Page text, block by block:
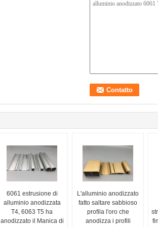
6061 estrusione di
alluminio anodizzata
T4, 6063 T5 ha
anodizzato il Manica di
L'alluminio anodizzato
fatto saltare sabbioso
profila l'oro che
anodizza i profili